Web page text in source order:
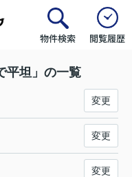
物件検索 閲覧履歴
平坦」の一覧
変更
変更
変更